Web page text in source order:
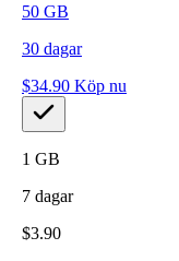
50 GB
30 dagar
$34.90 Köp nu
1 GB
7 dagar
$3.90